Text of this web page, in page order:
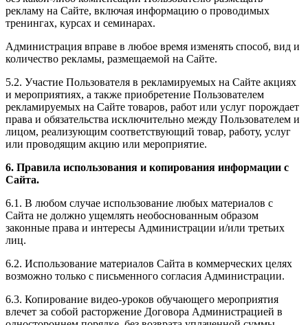
рекламу на Сайте, включая информацию о проводимых
тренингах, курсах и семинарах.
Администрация вправе в любое время изменять способ, вид и
количество рекламы, размещаемой на Сайте.
5.2. Участие Пользователя в рекламируемых на Сайте акциях
и мероприятиях, а также приобретение Пользователем
рекламируемых на Сайте товаров, работ или услуг порождает
права и обязательства исключительно между Пользователем и
лицом, реализующим соответствующий товар, работу, услуг
или проводящим акцию или мероприятие.
6. Правила использования и копирования информации с
Сайта.
6.1. В любом случае использование любых материалов с
Сайта не должно ущемлять необоснованным образом
законные права и интересы Администрации и/или третьих
лиц.
6.2. Использование материалов Сайта в коммерческих целях
возможно только с письменного согласия Администрации.
6.3. Копирование видео-уроков обучающего мероприятия
влечет за собой расторжение Договора Администрацией в